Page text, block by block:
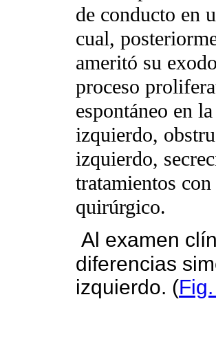
de conducto en
cual,
ameritó su
proceso
espontáneo en
izquierdo,
izquierdo,
tratamientos
quirúrgico.
Al examen
diferencias
izquierdo. (